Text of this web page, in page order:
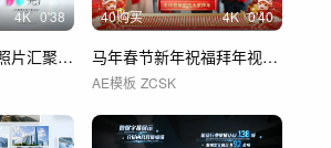
4K 0'38
4K图片汇聚文字照片汇聚logo
40购买 4K 0'40
马年春节新年祝福拜年视频框AE模板 B
AE模板 ZCSK